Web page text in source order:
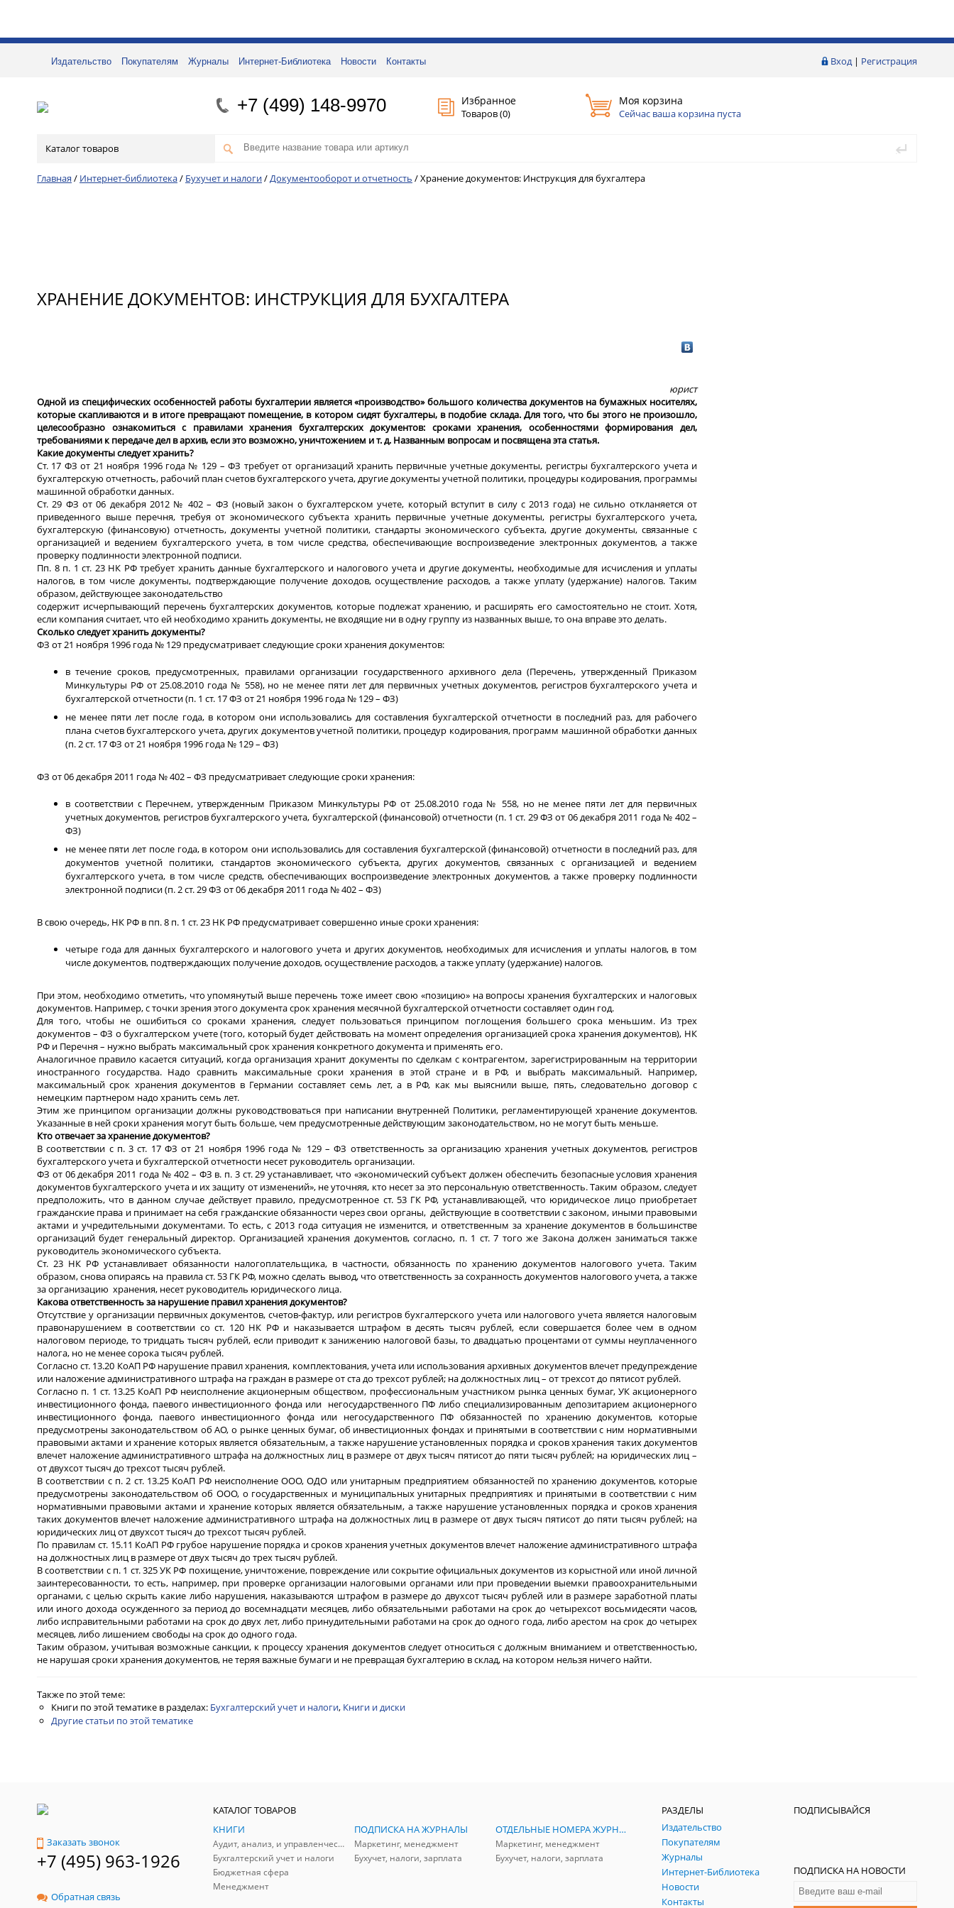
Вход| Регистрация
Издательство Покупателям Журналы Интернет-Библиотека Новости Контакты
+7 (499) 148-9970 Избранное
Товаров (0)
Моя корзина
Сейчас ваша корзина пуста
Каталог товаров
Главная / Интернет-библиотека/ Бухучет и налоги/Документооборот и отчетность /Хранение документов: Инструкция для бухгалтера
ХРАНЕНИЕ ДОКУМЕНТОВ: ИНСТРУКЦИЯ ДЛЯ БУХГАЛТЕРА
юрист
Одной из специфических особенностей работы бухгалтерии является «производство» большого количества документов на бумажных носителях,
которые скапливаются и в итоге превращают помещение, в котором сидят бухгалтеры, в подобие склада. Для того, что бы этого не произошло,
целесообразно ознакомиться с правилами хранения бухгалтерских документов: сроками хранения, особенностями формирования дел,
требованиями к передаче дел в архив, если это возможно, уничтожением и т. д. Названным вопросам и посвящена эта статья.
Какие документы следует хранить?
Ст. 17 ФЗ от 21 ноября 1996 года № 129 – ФЗ требует от организаций хранить первичные учетные документы, регистры бухгалтерского учета и
бухгалтерскую отчетность, рабочий план счетов бухгалтерского учета, другие документы учетной политики, процедуры кодирования, программы
машинной обработки данных.
Ст. 29 ФЗ от 06 декабря 2012 № 402 – ФЗ (новый закон о бухгалтерском учете, который вступит в силу с 2013 года) не сильно откланяется от
приведенного выше перечня, требуя от экономического субъекта хранить первичные учетные документы, регистры бухгалтерского учета,
бухгалтерскую (финансовую) отчетность, документы учетной политики, стандарты экономического субъекта, другие документы, связанные с
организацией и ведением бухгалтерского учета, в том числе средства, обеспечивающие воспроизведение электронных документов, а также
проверку подлинности электронной подписи.
Пп. 8 п. 1 ст. 23 НК РФ требует хранить данные бухгалтерского и налогового учета и другие документы, необходимые для исчисления и уплаты
налогов, в том числе документы, подтверждающие получение доходов, осуществление расходов, а также уплату (удержание) налогов. Таким
образом, действующее законодательство
содержит исчерпывающий перечень бухгалтерских документов, которые подлежат хранению, и расширять его самостоятельно не стоит. Хотя,
если компания считает, что ей необходимо хранить документы, не входящие ни в одну группу из названных выше, то она вправе это делать.
Сколько следует хранить документы?
ФЗ от 21 ноября 1996 года № 129 предусматривает следующие сроки хранения документов:
в течение сроков, предусмотренных, правилами организации государственного архивного дела (Перечень, утвержденный Приказом
Минкультуры РФ от 25.08.2010 года № 558), но не менее пяти лет для первичных учетных документов, регистров бухгалтерского учета и
бухгалтерской отчетности (п. 1 ст. 17 ФЗ от 21 ноября 1996 года № 129 – ФЗ)
не менее пяти лет после года, в котором они использовались для составления бухгалтерской отчетности в последний раз, для рабочего
плана счетов бухгалтерского учета, других документов учетной политики, процедур кодирования, программ машинной обработки данных
(п. 2 ст. 17 ФЗ от 21 ноября 1996 года № 129 – ФЗ)
ФЗ от 06 декабря 2011 года № 402 – ФЗ предусматривает следующие сроки хранения:
в соответствии с Перечнем, утвержденным Приказом Минкультуры РФ от 25.08.2010 года № 558, но не менее пяти лет для первичных
учетных документов, регистров бухгалтерского учета, бухгалтерской (финансовой) отчетности (п. 1 ст. 29 ФЗ от 06 декабря 2011 года № 402 –
ФЗ)
не менее пяти лет после года, в котором они использовались для составления бухгалтерской (финансовой) отчетности в последний раз, для
документов учетной политики, стандартов экономического субъекта, других документов, связанных с организацией и ведением
бухгалтерского учета, в том числе средств, обеспечивающих воспроизведение электронных документов, а также проверку подлинности
электронной подписи (п. 2 ст. 29 ФЗ от 06 декабря 2011 года № 402 – ФЗ)
В свою очередь, НК РФ в пп. 8 п. 1 ст. 23 НК РФ предусматривает совершенно иные сроки хранения:
четыре года для данных бухгалтерского и налогового учета и других документов, необходимых для исчисления и уплаты налогов, в том
числе документов, подтверждающих получение доходов, осуществление расходов, а также уплату (удержание) налогов.
При этом, необходимо отметить, что упомянутый выше перечень тоже имеет свою «позицию» на вопросы хранения бухгалтерских и налоговых
документов. Например, с точки зрения этого документа срок хранения месячной бухгалтерской отчетности составляет один год.
Для того, чтобы не ошибиться со сроками хранения, следует пользоваться принципом поглощения большего срока меньшим. Из трех
документов – ФЗ о бухгалтерском учете (того, который будет действовать на момент определения организацией срока хранения документов), НК
РФ и Перечня – нужно выбрать максимальный срок хранения конкретного документа и применять его.
Аналогичное правило касается ситуаций, когда организация хранит документы по сделкам с контрагентом, зарегистрированным на территории
иностранного государства. Надо сравнить максимальные сроки хранения в этой стране и в РФ, и выбрать максимальный. Например,
максимальный срок хранения документов в Германии составляет семь лет, а в РФ, как мы выяснили выше, пять, следовательно договор с
немецким партнером надо хранить семь лет.
Этим же принципом организации должны руководствоваться при написании внутренней Политики, регламентирующей хранение документов.
Указанные в ней сроки хранения могут быть больше, чем предусмотренные действующим законодательством, но не могут быть меньше.
Кто отвечает за хранение документов?
В соответствии с п. 3 ст. 17 ФЗ от 21 ноября 1996 года № 129 – ФЗ ответственность за организацию хранения учетных документов, регистров
бухгалтерского учета и бухгалтерской отчетности несет руководитель организации.
ФЗ от 06 декабря 2011 года № 402 – ФЗ в. п. 3 ст. 29 устанавливает, что «экономический субъект должен обеспечить безопасные условия хранения
документов бухгалтерского учета и их защиту от изменений», не уточняя, кто несет за это персональную ответственность. Таким образом, следует
предположить, что в данном случае действует правило, предусмотренное ст. 53 ГК РФ, устанавливающей, что юридическое лицо приобретает
гражданские права и принимает на себя гражданские обязанности через свои органы, действующие в соответствии с законом, иными правовыми
актами и учредительными документами. То есть, с 2013 года ситуация не изменится, и ответственным за хранение документов в большинстве
организаций будет генеральный директор. Организацией хранения документов, согласно, п. 1 ст. 7 того же Закона должен заниматься также
руководитель экономического субъекта.
Ст. 23 НК РФ устанавливает обязанности налогоплательщика, в частности, обязанность по хранению документов налогового учета. Таким
образом, снова опираясь на правила ст. 53 ГК РФ, можно сделать вывод, что ответственность за сохранность документов налогового учета, а также
за организацию хранения, несет руководитель юридического лица.
Какова ответственность за нарушение правил хранения документов?
Отсутствие у организации первичных документов, счетов-фактур, или регистров бухгалтерского учета или налогового учета является налоговым
правонарушением в соответствии со ст. 120 НК РФ и наказывается штрафом в десять тысяч рублей, если совершается более чем в одном
налоговом периоде, то тридцать тысяч рублей, если приводит к занижению налоговой базы, то двадцатью процентами от суммы неуплаченного
налога, но не менее сорока тысяч рублей.
Согласно ст. 13.20 КоАП РФ нарушение правил хранения, комплектования, учета или использования архивных документов влечет предупреждение
или наложение административного штрафа на граждан в размере от ста до трехсот рублей; на должностных лиц – от трехсот до пятисот рублей.
Согласно п. 1 ст. 13.25 КоАП РФ неисполнение акционерным обществом, профессиональным участником рынка ценных бумаг, УК акционерного
инвестиционного фонда, паевого инвестиционного фонда или негосударственного ПФ либо специализированным депозитарием акционерного
инвестиционного фонда, паевого инвестиционного фонда или негосударственного ПФ обязанностей по хранению документов, которые
предусмотрены законодательством об АО, о рынке ценных бумаг, об инвестиционных фондах и принятыми в соответствии с ним нормативными
правовыми актами и хранение которых является обязательным, а также нарушение установленных порядка и сроков хранения таких документов
влечет наложение административного штрафа на должностных лиц в размере от двух тысяч пятисот до пяти тысяч рублей; на юридических лиц –
от двухсот тысяч до трехсот тысяч рублей.
В соответствии с п. 2 ст. 13.25 КоАП РФ неисполнение ООО, ОДО или унитарным предприятием обязанностей по хранению документов, которые
предусмотрены законодательством об ООО, о государственных и муниципальных унитарных предприятиях и принятыми в соответствии с ним
нормативными правовыми актами и хранение которых является обязательным, а также нарушение установленных порядка и сроков хранения
таких документов влечет наложение административного штрафа на должностных лиц в размере от двух тысяч пятисот до пяти тысяч рублей; на
юридических лиц от двухсот тысяч до трехсот тысяч рублей.
По правилам ст. 15.11 КоАП РФ грубое нарушение порядка и сроков хранения учетных документов влечет наложение административного штрафа
на должностных лиц в размере от двух тысяч до трех тысяч рублей.
В соответствии с п. 1 ст. 325 УК РФ похищение, уничтожение, повреждение или сокрытие официальных документов из корыстной или иной личной
заинтересованности, то есть, например, при проверке организации налоговыми органами или при проведении выемки правоохранительными
органами, с целью скрыть какие либо нарушения, наказываются штрафом в размере до двухсот тысяч рублей или в размере заработной платы
или иного дохода осужденного за период до восемнадцати месяцев, либо обязательными работами на срок до четырехсот восьмидесяти часов,
либо исправительными работами на срок до двух лет, либо принудительными работами на срок до одного года, либо арестом на срок до четырех
месяцев, либо лишением свободы на срок до одного года.
Таким образом, учитывая возможные санкции, к процессу хранения документов следует относиться с должным вниманием и ответственностью,
не нарушая сроки хранения документов, не теряя важные бумаги и не превращая бухгалтерию в склад, на котором нельзя ничего найти.
Также по этой теме:
Книги по этой тематике в разделах: Бухгалтерский учет и налоги, Книги и диски
Другие статьи по этой тематике
Заказать звонок
+7 (495) 963-1926
Обратная связь
КАТАЛОГ ТОВАРОВ
КНИГИ
Аудит, анализ, и управленческий учет
Бухгалтерский учет и налоги
Бюджетная сфера
Менеджмент
ПОДПИСКА НА ЖУРНАЛЫ
Маркетинг, менеджмент
Бухучет, налоги, зарплата
ОТДЕЛЬНЫЕ НОМЕРА ЖУРНАЛОВ
Маркетинг, менеджмент
Бухучет, налоги, зарплата
РАЗДЕЛЫ
Издательство
Покупателям
Журналы
Интернет-Библиотека
Новости
Контакты
ПОДПИСЫВАЙСЯ
ПОДПИСКА НА НОВОСТИ